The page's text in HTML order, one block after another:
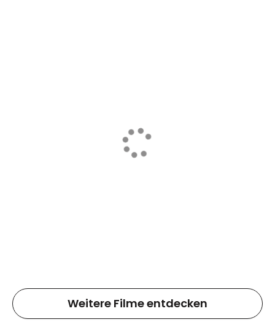
Weitere Filme entdecken